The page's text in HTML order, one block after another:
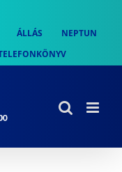
ÁLLÁS
NEPTUN